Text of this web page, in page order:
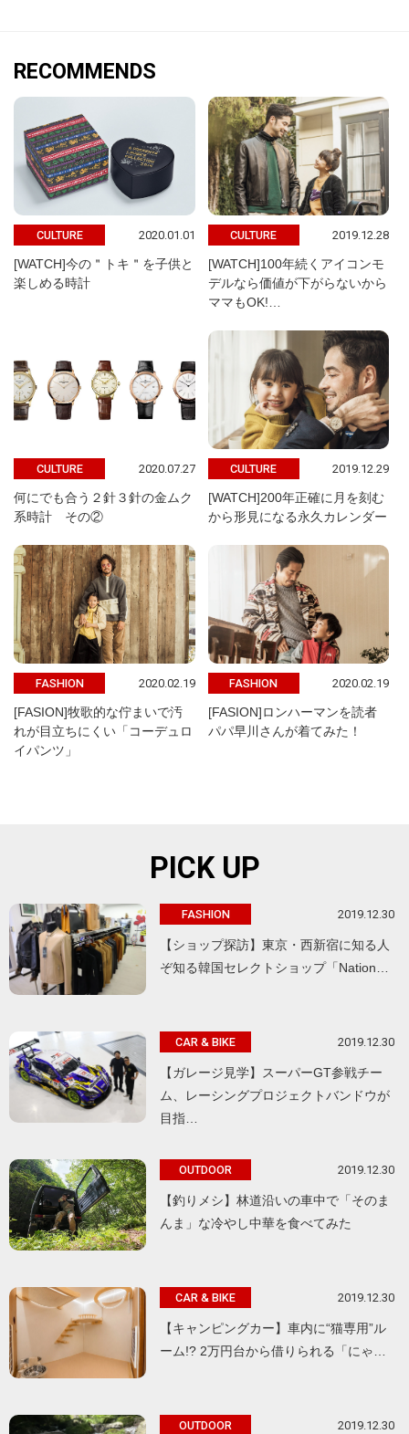
RECOMMENDS
CULTURE 2020.01.01
[WATCH]今の＂トキ＂を子供と
楽しめる時計
CULTURE 2019.12.28
[WATCH]100年続くアイコンモ
デルなら価値が下がらないから
ママもOK!…
CULTURE 2020.07.27
何にでも合う２針３針の金ムク
系時計 その②
CULTURE 2019.12.29
[WATCH]200年正確に月を刻む
から形見になる永久カレンダー
FASHION 2020.02.19
[FASION]牧歌的な佇まいで汚
れが目立ちにくい「コーデュロ
イパンツ」
FASHION 2020.02.19
[FASION]ロンハーマンを読者
パパ早川さんが着てみた！
PICK UP
FASHION 2019.12.30
【ショップ探訪】東京・西新宿に知る人
ぞ知る韓国セレクトショップ「Nation…
CAR & BIKE 2019.12.30
【ガレージ見学】スーパーGT参戦チー
ム、レーシングプロジェクトバンドウが
目指…
OUTDOOR 2019.12.30
【釣りメシ】林道沿いの車中で「そのま
んま」な冷やし中華を食べてみた
CAR & BIKE 2019.12.30
【キャンピングカー】車内に“猫専用”ル
ーム!? 2万円台から借りられる「にゃ…
OUTDOOR 2019.12.30